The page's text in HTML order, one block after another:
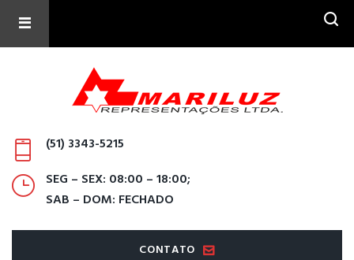
content
(51) 3343-5215
SEG – SEX: 08:00 – 18:00;
SAB – DOM: FECHADO
CONTATO